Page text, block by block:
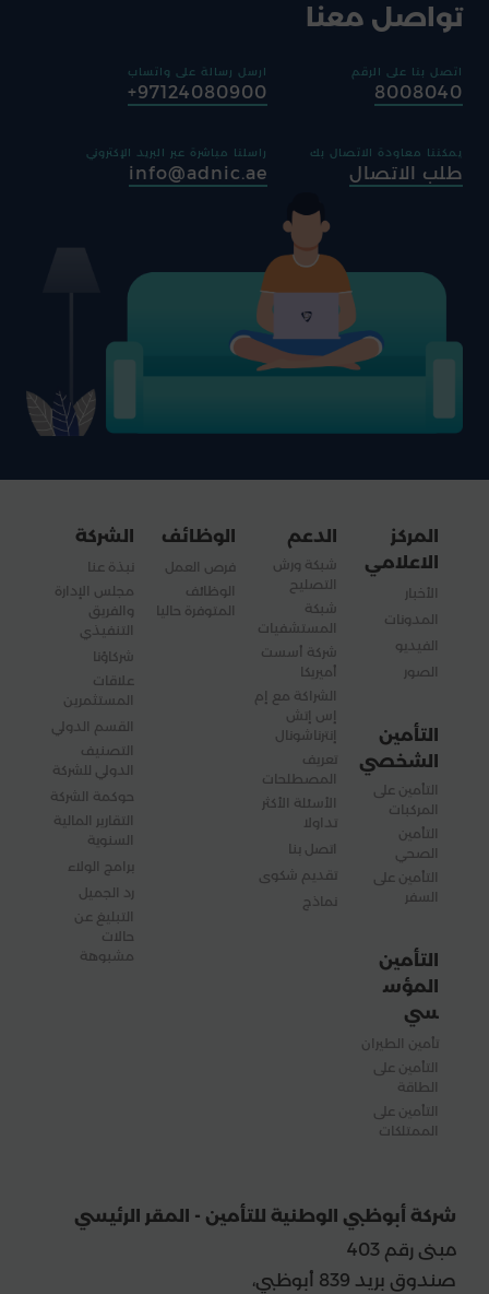
تواصل معنا
اتصل بنا على الرقم
8008040
ارسل رسالة على واتساب
97124080900+
يمكننا معاودة الاتصال بك
طلب الاتصال
راسلنا مباشرة عبر البريد الإكتروني
info@adnic.ae
الشركة
نبذة عنا
مجلس الإدارة
والفريق
التنفيذي
شركاؤنا
علاقات
المستثمرين
القسم الدولي
التصنيف
الدولي للشركة
حوكمة الشركة
التقارير المالية
السنوية
برامج الولاء
رد الجميل
التبليغ عن
حالات
مشبوهة
الوظائف
فرص العمل
الوظائف
المتوفرة حاليا
الدعم
شبكة ورش
التصليح
شبكة
المستشفيات
شركة أسست
أميريكا
الشراكة مع إم
إس إتش
إنترناشونال
تعريف
المصطلحات
الأسئلة الأكثر
تداولا
اتصل بنا
تقديم شكوى
نماذج
المركز
الاعلامي
الأخبار
المدونات
الفيديو
الصور
التأمين
الشخصي
التأمين على
المركبات
التأمين
الصحي
التأمين على
السفر
التأمين
المؤس
سي
تأمين الطيران
التأمين على
الطاقة
التأمين على
الممتلكات
شركة أبوظبي الوطنية للتأمين - المقر الرئيسي
مبنى رقم 403
صندوق بريد 839 أبوظبي،